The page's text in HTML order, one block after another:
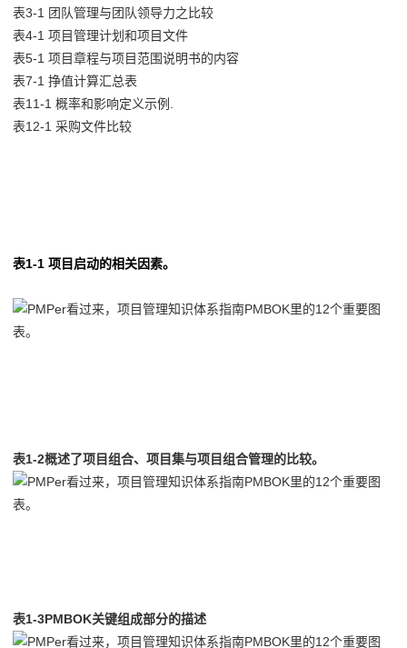
表3-1 团队管理与团队领导力之比较
表4-1 项目管理计划和项目文件
表5-1 项目章程与项目范围说明书的内容
表7-1 挣值计算汇总表
表11-1 概率和影响定义示例.
表12-1 采购文件比较
表1-1 项目启动的相关因素。
表1-2概述了项目组合、项目集与项目组合管理的比较。
表1-3PMBOK关键组成部分的描述